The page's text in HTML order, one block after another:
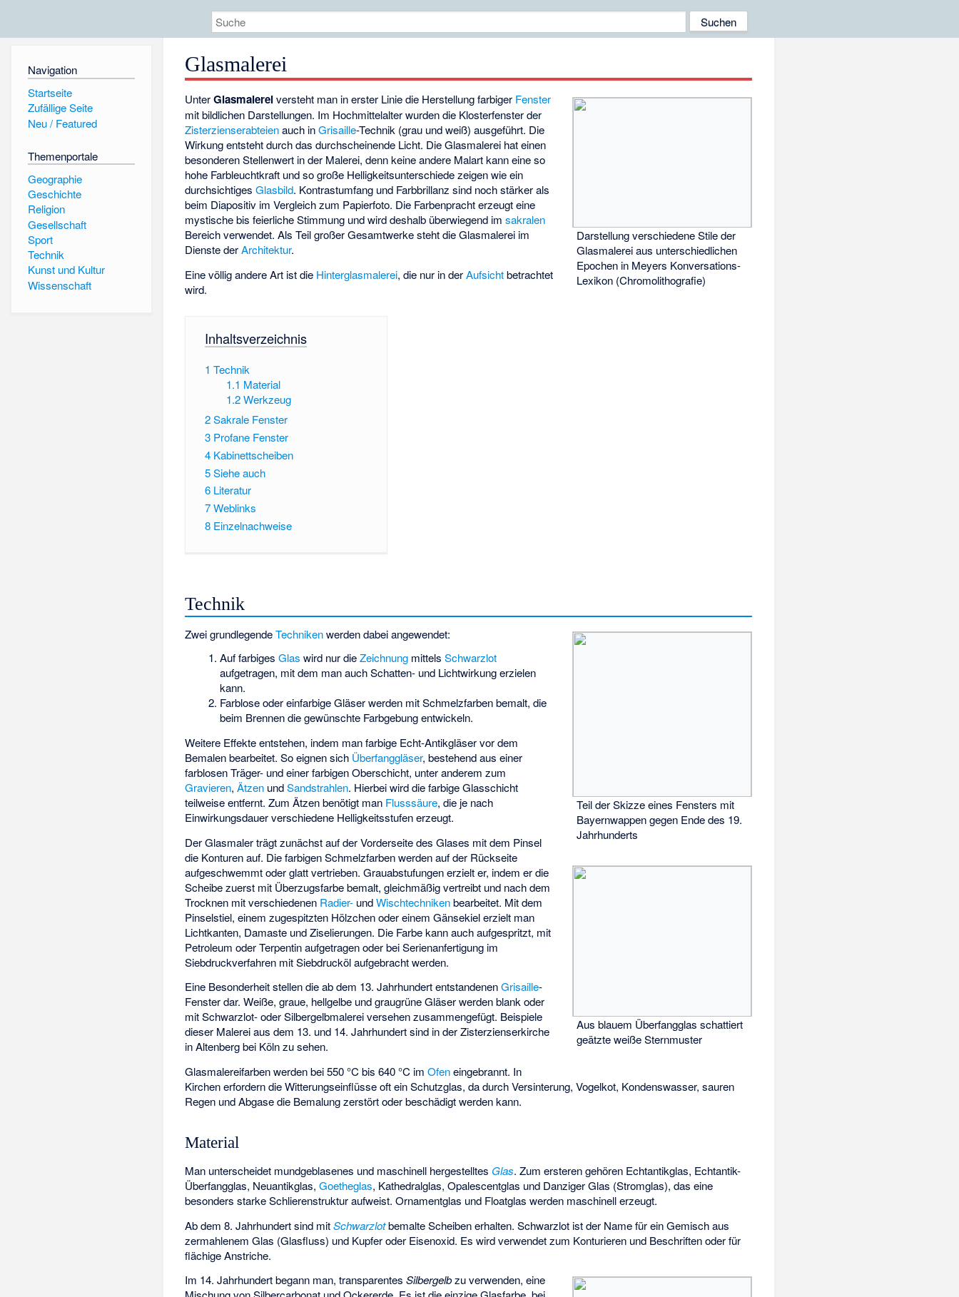
Navigation
Startseite
Zufällige Seite
Neu / Featured
Themenportale
Geographie
Geschichte
Religion
Gesellschaft
Sport
Technik
Kunst und Kultur
Wissenschaft
Glasmalerei
Darstellung verschiedene Stile der
Glasmalerei aus unterschiedlichen
Epochen in Meyers Konversations-
Lexikon (Chromolithografie)
UnterGlasmalereiversteht man in erster Linie die Herstellung farbiger Fenster
mit bildlichen Darstellungen. Im Hochmittelalter wurden die Klosterfenster der
Zisterzienserabteienauch inGrisaille-Technik (grau und weiß) ausgeführt. Die
Wirkung entsteht durch das durchscheinende Licht. Die Glasmalerei hat einen
besonderen Stellenwert in der Malerei, denn keine andere Malart kann eine so
hohe Farbleuchtkraft und so große Helligkeitsunterschiede zeigen wie ein
durchsichtigesGlasbild. Kontrastumfang und Farbbrillanz sind noch stärker als
beim Diapositiv im Vergleich zum Papierfoto. Die Farbenpracht erzeugt eine
mystische bis feierliche Stimmung und wird deshalb überwiegend imsakralen
Bereich verwendet. Als Teil großer Gesamtwerke steht die Glasmalerei im
Dienste derArchitektur.
Eine völlig andere Art ist die Hinterglasmalerei, die nur in derAufsichtbetrachtet
wird.
Inhaltsverzeichnis
1 Technik
1.1 Material
1.2 Werkzeug
2Sakrale Fenster
3 Profane Fenster
4 Kabinettscheiben
5Siehe auch
6 Literatur
7Weblinks
8 Einzelnachweise
Technik
Teil der Skizze eines Fensters mit
Bayernwappen gegen Ende des 19.
Jahrhunderts
Aus blauem Überfangglas schattiert
geätzte weiße Sternmuster
Zwei grundlegendeTechnikenwerden dabei angewendet:
Auf farbiges Glas wird nur dieZeichnung mittels Schwarzlot
aufgetragen, mit dem man auch Schatten- und Lichtwirkung erzielen
kann.
Farblose oder einfarbige Gläser werden mit Schmelzfarben bemalt, die
beim Brennen die gewünschte Farbgebung entwickeln.
Weitere Effekte entstehen, indem man farbige Echt-Antikgläser vor dem
Bemalen bearbeitet. So eignen sich Überfanggläser, bestehend aus einer
farblosen Träger- und einer farbigen Oberschicht, unter anderem zum
Gravieren,Ätzen undSandstrahlen. Hierbei wird die farbige Glasschicht
teilweise entfernt. Zum Ätzen benötigt man Flusssäure, die je nach
Einwirkungsdauer verschiedene Helligkeitsstufen erzeugt.
Der Glasmaler trägt zunächst auf der Vorderseite des Glases mit dem Pinsel
die Konturen auf. Die farbigen Schmelzfarben werden auf der Rückseite
aufgeschwemmt oder glatt vertrieben. Grauabstufungen erzielt er, indem er die
Scheibe zuerst mit Überzugsfarbe bemalt, gleichmäßig vertreibt und nach dem
Trocknen mit verschiedenen Radier- undWischtechnikenbearbeitet. Mit dem
Pinselstiel, einem zugespitzten Hölzchen oder einem Gänsekiel erzielt man
Lichtkanten, Damaste und Ziselierungen. Die Farbe kann auch aufgespritzt, mit
Petroleum oder Terpentin aufgetragen oder bei Serienanfertigung im
Siebdruckverfahren mit Siebdrucköl aufgebracht werden.
Eine Besonderheit stellen die ab dem 13. Jahrhundert entstandenenGrisaille-
Fenster dar. Weiße, graue, hellgelbe und graugrüne Gläser werden blank oder
mit Schwarzlot- oder Silbergelbmalerei versehen zusammengefügt. Beispiele
dieser Malerei aus dem 13. und 14. Jahrhundert sind in der Zisterzienserkirche
in Altenberg bei Köln zu sehen.
Glasmalereifarben werden bei 550 °C bis 640 °C imOfeneingebrannt. In
Kirchen erfordern die Witterungseinflüsse oft ein Schutzglas, da durch Versinterung, Vogelkot, Kondenswasser, sauren
Regen und Abgase die Bemalung zerstört oder beschädigt werden kann.
Material
Man unterscheidet mundgeblasenes und maschinell hergestelltes Glas. Zum ersteren gehören Echtantikglas, Echtantik-
Überfangglas, Neuantikglas,Goetheglas, Kathedralglas, Opalescentglas und Danziger Glas (Stromglas), das eine
besonders starke Schlierenstruktur aufweist. Ornamentglas und Floatglas werden maschinell erzeugt.
Ab dem 8. Jahrhundert sind mitSchwarzlotbemalte Scheiben erhalten. Schwarzlot ist der Name für ein Gemisch aus
zermahlenem Glas (Glasfluss) und Kupfer oder Eisenoxid. Es wird verwendet zum Konturieren und Beschriften oder für
flächige Anstriche.
Im 14. Jahrhundert begann man, transparentesSilbergelbzu verwenden, eine